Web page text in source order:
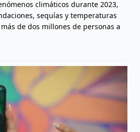
climáticos durante 2023,
sequías y temperaturas
de dos millones de personas a